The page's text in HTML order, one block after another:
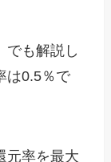
でも解説し
は0.5％で
元率を最大